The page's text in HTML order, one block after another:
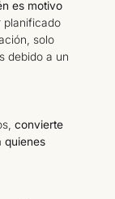
es motivo
planificado
solo
debido a un
convierte
quienes